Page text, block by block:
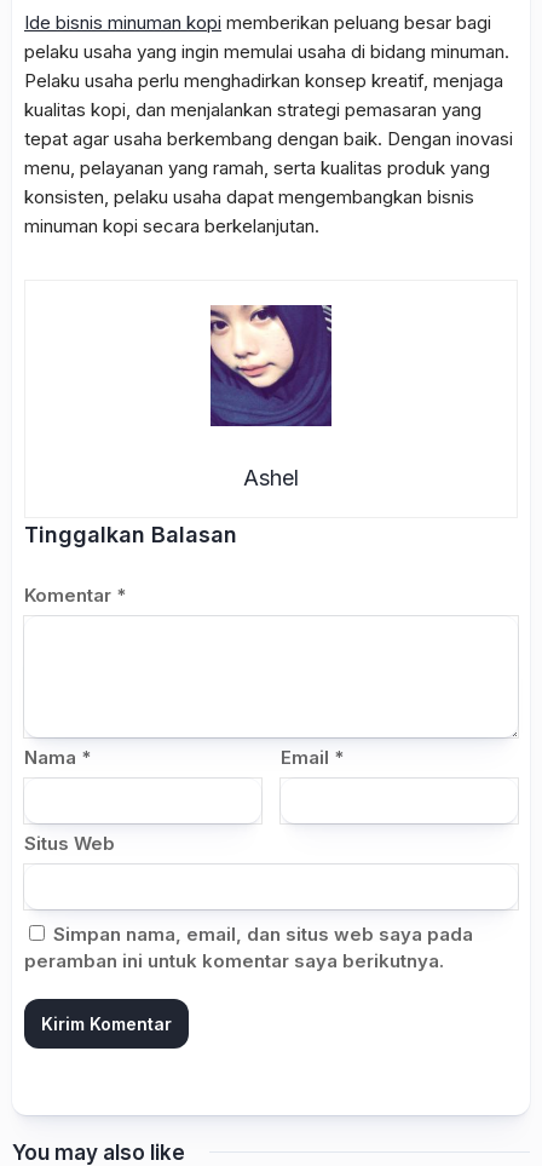
Ide bisnis minuman kopi memberikan peluang besar bagi
pelaku usaha yang ingin memulai usaha di bidang minuman.
Pelaku usaha perlu menghadirkan konsep kreatif, menjaga
kualitas kopi, dan menjalankan strategi pemasaran yang
tepat agar usaha berkembang dengan baik. Dengan inovasi
menu, pelayanan yang ramah, serta kualitas produk yang
konsisten, pelaku usaha dapat mengembangkan bisnis
minuman kopi secara berkelanjutan.
Ashel
Tinggalkan Balasan
Komentar *
Nama * Email *
Situs Web
Simpan nama, email, dan situs web saya pada
peramban ini untuk komentar saya berikutnya.
You may also like